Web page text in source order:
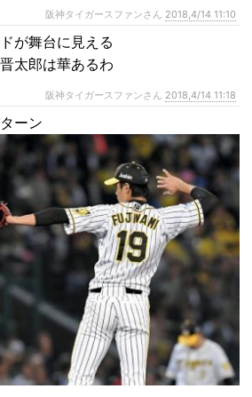
阪神タイガースファンさん 2018,4/14 11:10
が舞台に見える
太郎は華あるわ
阪神タイガースファンさん 2018,4/14 11:18
ーン